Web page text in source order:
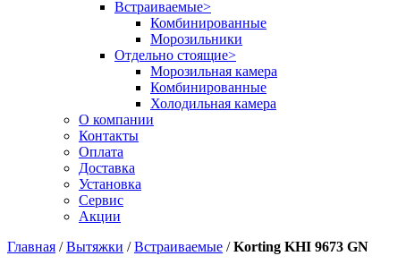
Встраиваемые>
Комбинированные
Морозильники
Отдельно стоящие>
Морозильная камера
Комбинированные
Холодильная камера
О компании
Контакты
Оплата
Доставка
Установка
Сервис
Акции
Главная /Вытяжки /Встраиваемые /Korting KHI 9673 GN